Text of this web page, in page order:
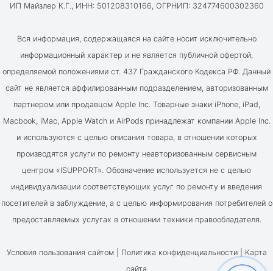
ИП Майзлер К.Г., ИНН: 501208310166, ОГРНИП: 324774600302360
Вся информация, содержащаяся на сайте носит исключительно
информационный характер и не является публичной офертой,
определяемой положениями ст. 437 Гражданского Кодекса РФ. Данный
сайт не является аффилированным подразделением, авторизованным
партнером или продавцом Apple Inc. Товарные знаки iPhone, iPad,
Macbook, iMac, Apple Watch и AirPods принадлежат компании Apple Inc.
и используются с целью описания товара, в отношении которых
производятся услуги по ремонту неавторизованным сервисным
центром «ISUPPORT». Обозначение используется не с целью
индивидуализации соответствующих услуг по ремонту и введения
посетителей в заблуждение, а с целью информирования потребителей о
предоставляемых услугах в отношении техники правообладателя.
Условия пользования сайтом | Политика конфиденциальности| Карта
сайта